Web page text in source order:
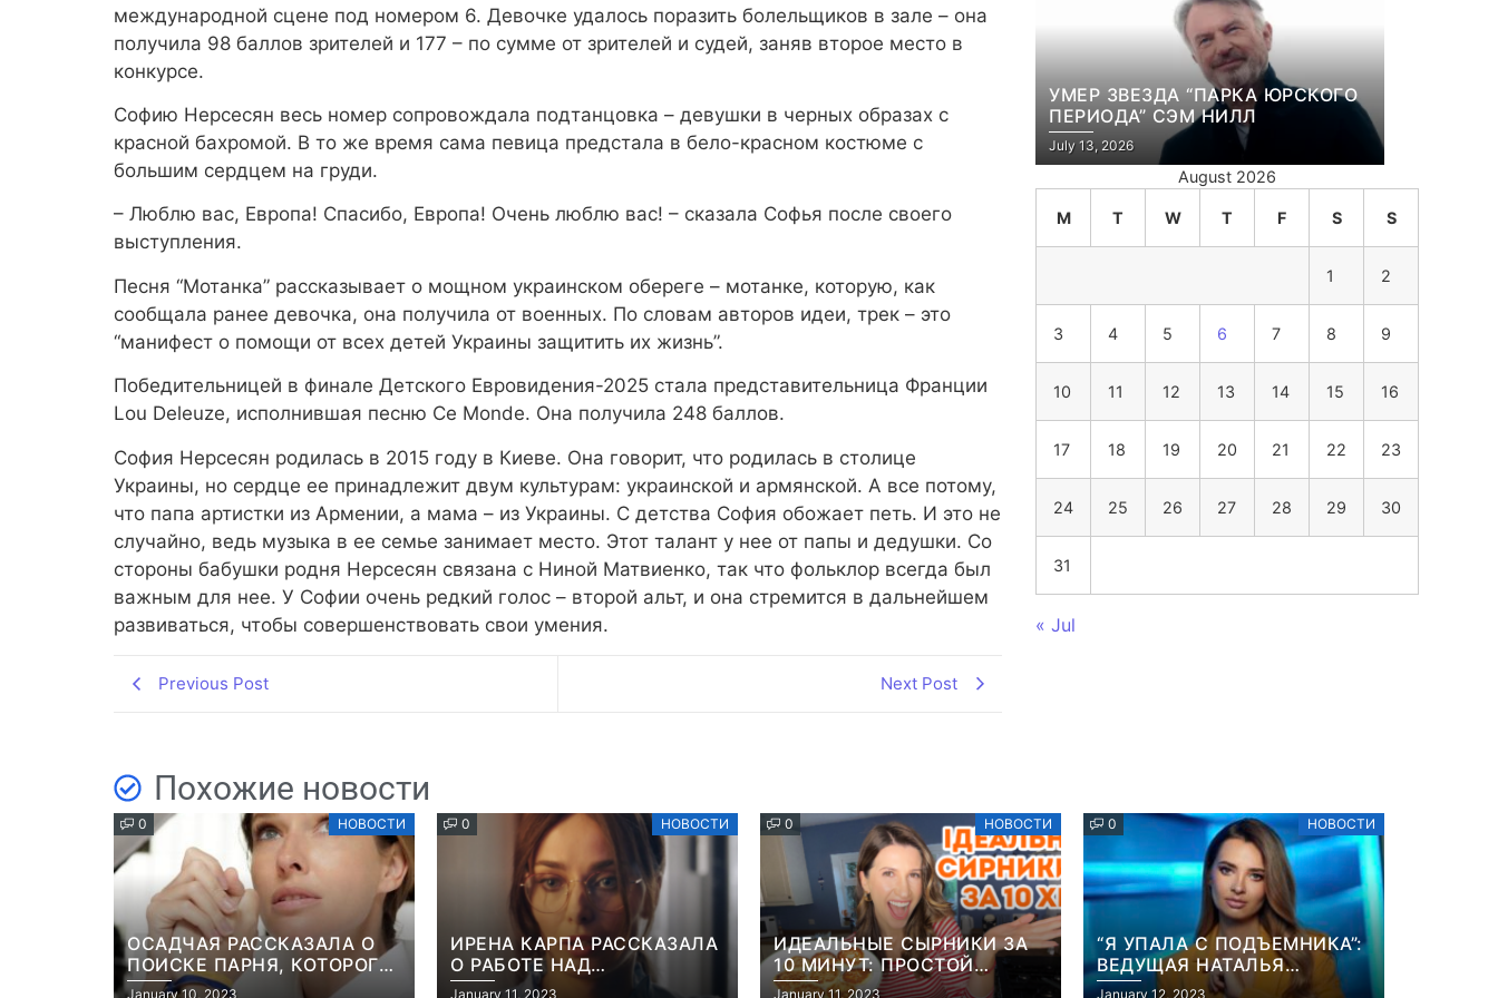
международной сцене под номером 6. Девочке удалось поразить болельщиков в зале – она ​​
получила 98 баллов зрителей и 177 – по сумме от зрителей и судей, заняв второе место в
конкурсе.
Софию Нерсесян весь номер сопровождала подтанцовка – девушки в черных образах с
красной бахромой. В то же время сама певица предстала в бело-красном костюме с
большим сердцем на груди.
– Люблю вас, Европа! Спасибо, Европа! Очень люблю вас! – сказала Софья после своего
выступления.
Песня “Мотанка” рассказывает о мощном украинском обереге – мотанке, которую, как
сообщала ранее девочка, она получила от военных. По словам авторов идеи, трек – это
“манифест о помощи от всех детей Украины защитить их жизнь”.
Победительницей в финале Детского Евровидения-2025 стала представительница Франции
Lou Deleuze, исполнившая песню Ce Monde. Она получила 248 баллов.
София Нерсесян родилась в 2015 году в Киеве. Она говорит, что родилась в столице
Украины, но сердце ее принадлежит двум культурам: украинской и армянской. А все потому,
что папа артистки из Армении, а мама – из Украины. С детства София обожает петь. И это не
случайно, ведь музыка в ее семье занимает место. Этот талант у нее от папы и дедушки. Со
стороны бабушки родня Нерсесян связана с Ниной Матвиенко, так что фольклор всегда был
важным для нее. У Софии очень редкий голос – второй альт, и она стремится в дальнейшем
развиваться, чтобы совершенствовать свои умения.
Previous Post Next Post
УМЕР ЗВЕЗДА “ПАРКА ЮРСКОГО
ПЕРИОДА” СЭМ НИЛЛ
July 13, 2026
August 2026
M T W T F S S
1 2
3 4 5 6 7 8 9
10 11 12 13 14 15 16
17 18 19 20 21 22 23
24 25 26 27 28 29 30
31
« Jul
Похожие новости
0 НОВОСТИ
ОСАДЧАЯ РАССКАЗАЛА О
ПОИСКЕ ПАРНЯ, КОТОРОГО
ПОХИТИЛИ НА ГЛАЗАХ
January 10, 2023
0 НОВОСТИ
ИРЕНА КАРПА РАССКАЗАЛА
О РАБОТЕ НАД
РОМАНТИЧЕСКОЙ
January 11, 2023
0 НОВОСТИ
ИДЕАЛЬНЫЕ СЫРНИКИ ЗА
10 МИНУТ: ПРОСТОЙ
РЕЦЕПТ ОТ ТРЕНЕРА
January 11, 2023
0 НОВОСТИ
“Я УПАЛА С ПОДЪЕМНИКА”:
ВЕДУЩАЯ НАТАЛЬЯ
ОСТРОВСКАЯ РАССКАЗАЛА
January 12, 2023